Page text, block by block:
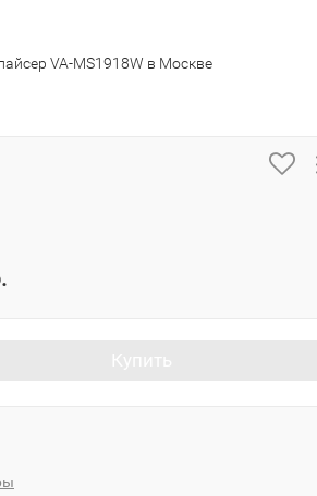
VA-MS1918W в Москве